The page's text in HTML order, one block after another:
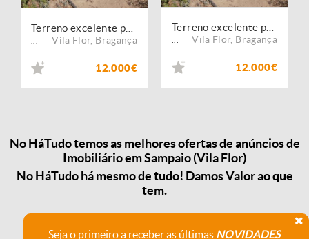
Vila Flor, Bragança
12.000€
Vila Flor, Bragança
12.000€
No HáTudo temos as melhores ofertas de anúncios de
Imobiliário em Sampaio (Vila Flor)
No HáTudo há mesmo de tudo! Damos Valor ao que
tem.
Seja o primeiro a receber as últimas NOVIDADES